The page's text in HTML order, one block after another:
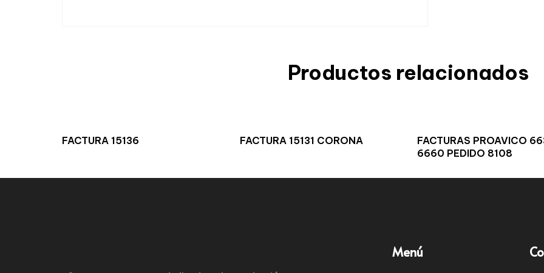
Productos relacionados
FACTURA 15136 FACTURA 15131 CORONA
FACTURAS PROAVICO
6660 PEDIDO 8108
Menú